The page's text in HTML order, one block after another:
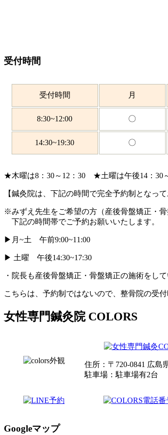
受付時間
受付時間 月
8:30~12:00 〇
14:30~19:30 〇
★木曜は8：30～12：30 ★土曜は午後14：30
【鍼灸院は、下記の時間で完全予約制となって
※みずえ先生をご希望の方（産後骨盤矯正・骨
下記の時間帯でご予約お願いいたします。
▶月~土 午前9:00~11:00
▶ 土曜 午後14:30~17:30
・院長も産後骨盤矯正・骨盤矯正の施術をして
こちらは、予約制ではないので、整骨院の受
女性専門鍼灸院 COLORS
住所：〒720-0841 広島
駐車場：駐車場有2台
Googleマップ